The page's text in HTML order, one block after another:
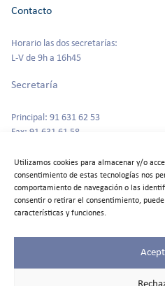
Utilizamos cookies para almacenar y/o
consentimiento de estas tecnologías nos
comportamiento de navegación o las
consentir o retirar el consentimiento,
características y funciones.
Contacto
Horario las dos secretarías:
L-V de 9h a 16h45
Secretaría
Principal: 91 631 62 53
Fax: 91 631 61 58
Escuela Infantil
Tfno: 91 631 67 00